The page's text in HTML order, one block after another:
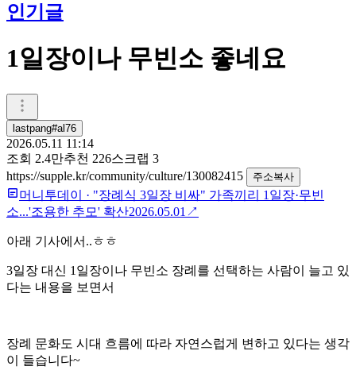
인기글
1일장이나 무빈소 좋네요
lastpang#al76
2026.05.11 11:14
조회 2.4만추천 226스크랩 3
https://supple.kr/community/culture/130082415
주소복사
머니투데이 · "장례식 3일장 비싸" 가족끼리 1일장·무빈
소...'조용한 추모' 확산2026.05.01 ↗
아래 기사에서..ㅎㅎ
3일장 대신 1일장이나 무빈소 장례를 선택하는 사람이 늘고 있
다는 내용을 보면서
장례 문화도 시대 흐름에 따라 자연스럽게 변하고 있다는 생각
이 들습니다~